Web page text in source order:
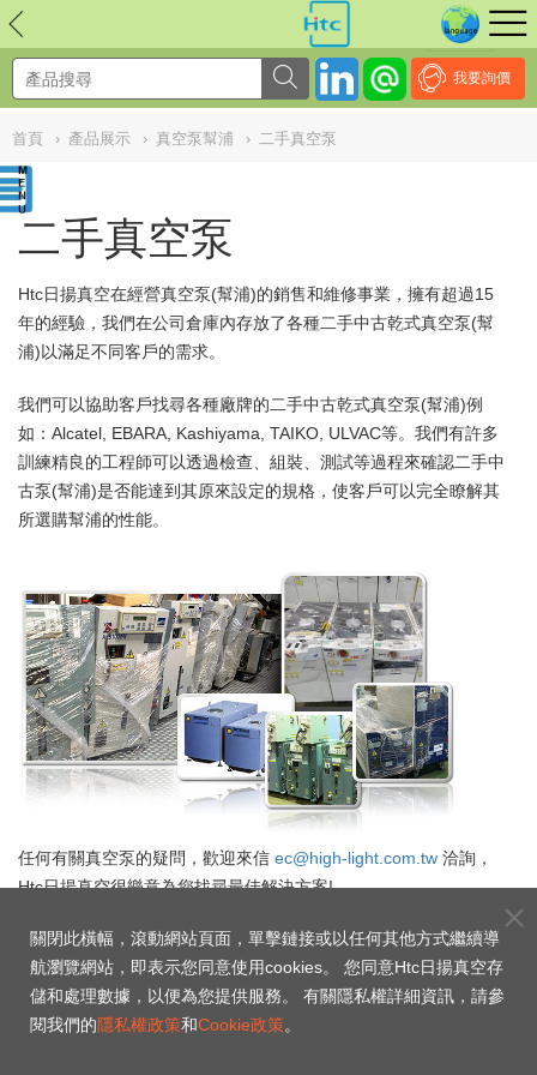
我要詢價
首頁 › 產品展示 › 真空泵幫浦 › 二手真空泵
二手真空泵
Htc日揚真空在經營真空泵(幫浦)的銷售和維修事業，擁有超過15
年的經驗，我們在公司倉庫內存放了各種二手中古乾式真空泵(幫
浦)以滿足不同客戶的需求。
我們可以協助客戶找尋各種廠牌的二手中古乾式真空泵(幫浦)例
如：Alcatel, EBARA, Kashiyama, TAIKO, ULVAC等。我們有許多
訓練精良的工程師可以透過檢查、組裝、測試等過程來確認二手中
古泵(幫浦)是否能達到其原來設定的規格，使客戶可以完全瞭解其
所選購幫浦的性能。
任何有關真空泵的疑問，歡迎來信 ec@high-light.com.tw 洽詢，
Htc日揚真空很樂意為您找尋最佳解決方案!
立即向我們聯絡
台南
技術服務
新竹
技術服務
上海
技術服務中心
NULL
關閉此橫幅，滾動網站頁面，單擊鏈接或以任何其他方式繼續導
航瀏覽網站，即表示您同意使用cookies。 您同意Htc日揚真空存
儲和處理數據，以便為您提供服務。 有關隱私權詳細資訊，請參
閱我們的隱私權政策和Cookie政策。